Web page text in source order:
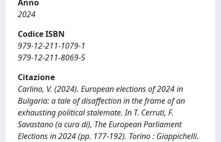
Anno
2024
Codice ISBN
979-12-211-1079-1
979-12-211-8069-5
Citazione
Carlino, V. (2024). European elections of 2024 in
Bulgaria: a tale of disaffection in the frame of an
exhausting political stalemate. In T. Cerruti, F.
Savastano (a cura di), The European Parliament
Elections in 2024 (pp. 177-192). Torino : Giappichelli.